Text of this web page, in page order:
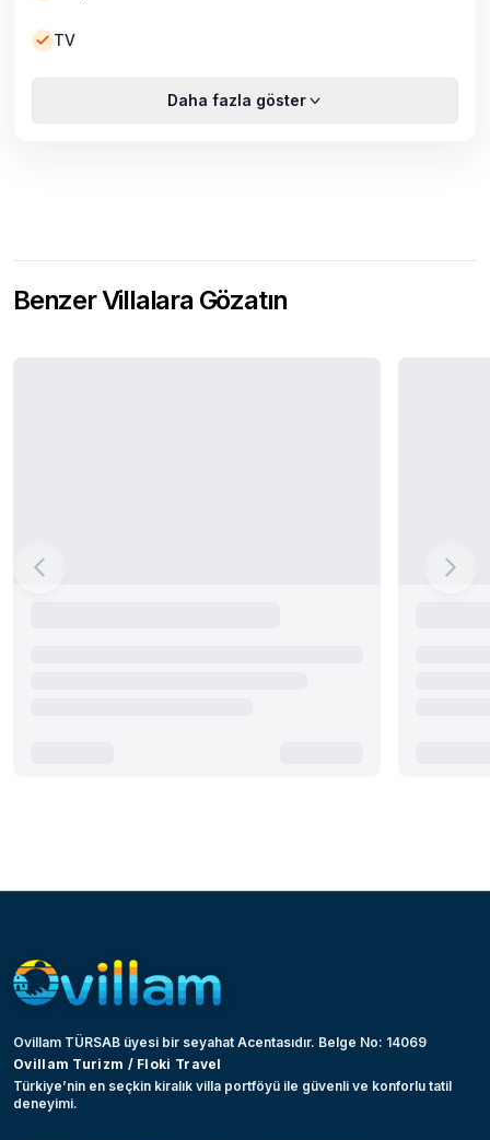
TV
Daha fazla göster
Benzer Villalara Gözatın
Ovillam TÜRSAB üyesi bir seyahat Acentasıdır. Belge No: 14069
Ovillam Turizm / Floki Travel
Türkiye’nin en seçkin kiralık villa portföyü ile güvenli ve konforlu tatil
deneyimi.